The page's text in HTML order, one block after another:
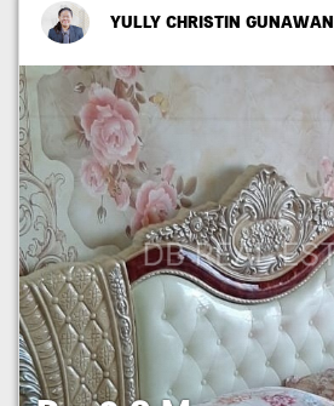
YULLY CHRISTIN GUNAWAN